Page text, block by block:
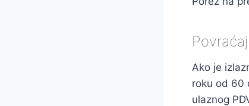
Ako je
roku od 60
ulaznog